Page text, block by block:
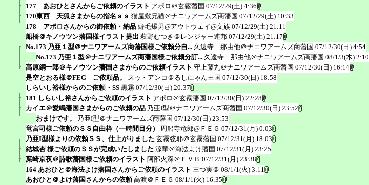
177 あおひとさんからご依頼のイラスト アポロ＠玄霧藩国 07/12/29(土) 4:36
170東西 天狐さまからの指名ｓｓ 猫屋敷兄猫＠ナニワアームズ商藩国 07/12/29(土) 10:33
178 アポロさんからの御依頼・納品 癖毛爆男@アウトウェイ@文族 07/12/29(土) 21:11
船橋＠キノウツン藩国様イラスト提出 萩野むつき＠レンジャー連邦 07/12/29(土) 21:17
No.173 乃亜１型＠ナニワアームズ商藩国様ご依頼分自... 久遠寺 那由他＠ナニワアームズ商藩国 07/12/30(日) 4:54
No.173 乃亜１型＠ナニワアームズ商藩国様ご依頼分訂... 久遠寺 那由他＠ナニワアームズ商藩国 08/1/3(木) 2:10
高原鋼一郎＠キノウツン藩国さまからのご依頼イラスト 守上藤丸＠ナニワアームズ商藩国 07/12/30(日) 16:14
是空とおる様＠FEG ご依頼品。
スゥ・アンコ＠るしにゃん王国 07/12/30(日) 18:58
しらいし裕様からのご依頼・SS 黒霧 07/12/30(日) 20:37
181 しらいし裕さんからご依頼のイラスト アポロ＠玄霧藩国 07/12/30(日) 22:28
カイエ＠愛鳴藩国さまからのご依頼の品 乃亜I型＠ナニワアームズ商藩国 07/12/30(日) 23:52
おまけです。
乃亜I型＠ナニワアームズ商藩国 07/12/30(日) 23:53
竜宮司様ご依頼のＳＳ自由枠（一時間目分）
周船寺竜郎@ＦＥＧ 07/12/31(月) 0:03
乃亜I型様よりの依頼ＳＳ、仕上がりました 玄霧弦耶＠玄霧藩国 07/12/31(月) 18:03
結城杏 様ご依頼のＳＳが完成いたしました 涼華＠海法よけ藩国 07/12/31(月) 23:25
葉崎京夜＠詩歌藩国様ご依頼のイラスト 阿部火深＠ＦＶＢ 07/12/31(月) 23:38
164 あおひと＠海法よけ藩国さんからご依頼のイラスト 三つ実＠ 08/1/1(火) 3:11
あおひと＠よけ藩国さんからの依頼 高渡＠ＦＥＧ 08/1/1(火) 16:35